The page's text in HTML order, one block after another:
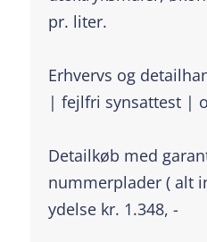
pr. liter.
Erhvervs og
| fejlfri synsattest |
Detailkøb med
nummerplader ( alt
ydelse kr. 1.348, -